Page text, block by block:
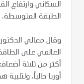
السكاني وارتفاع
الطبقة المتوسطة.
وقال معالي
العالمي على
أكثر من ثلاثة
أوربا حالياً،